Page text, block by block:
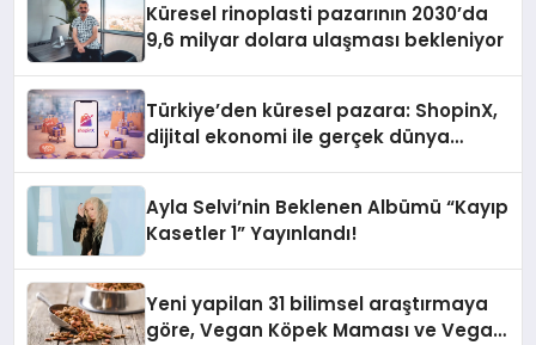
Küresel rinoplasti pazarının 2030’da
9,6 milyar dolara ulaşması bekleniyor
Türkiye’den küresel pazara: ShopinX,
dijital ekonomi ile gerçek dünya
Ayla Selvi’nin Beklenen Albümü “Kayıp
Kasetler 1” Yayınlandı!
Yeni yapilan 31 bilimsel araştırmaya
göre, Vegan Köpek Maması ve Vegan